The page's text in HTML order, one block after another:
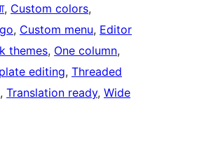
, Custom colors
, Custom menu, Editor
themes, One column
editing, Threaded
, Translation ready, Wide